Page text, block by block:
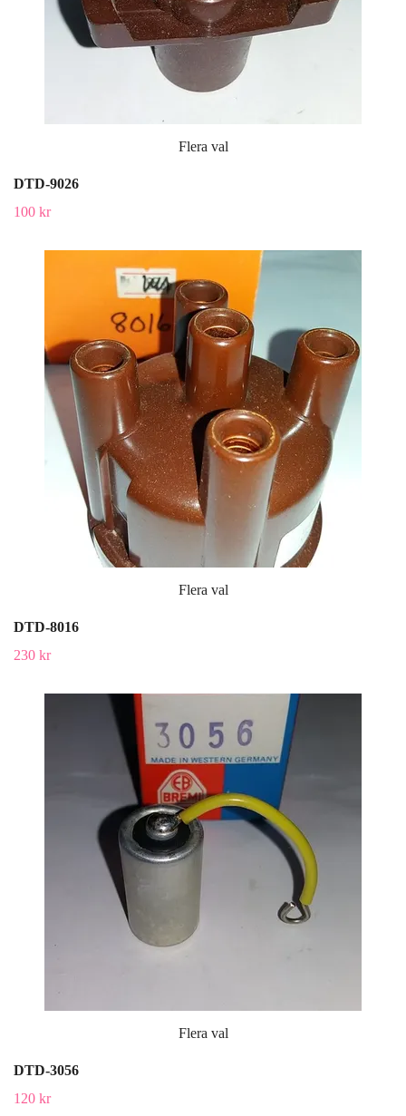
Flera val
DTD-9026
100 kr
Flera val
DTD-8016
230 kr
Flera val
DTD-3056
120 kr